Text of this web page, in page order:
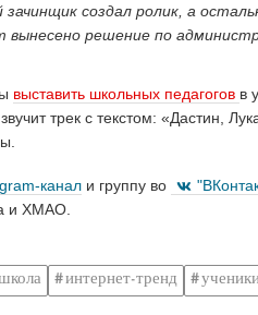
создал ролик, а
вынесено решение по
выставить школьных педагогов в
трек с текстом: «Дастин,
канал и группу во
и ХМАО.
интернет-тренд